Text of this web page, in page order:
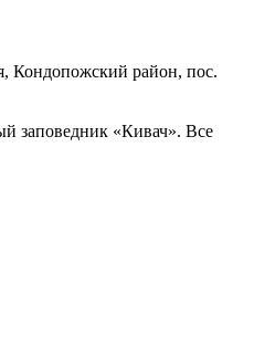
Кондопожский район, пос.
заповедник «Кивач». Все